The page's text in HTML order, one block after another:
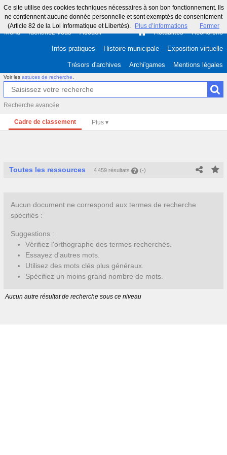
Ce site utilise des cookies techniques nécessaires à son bon fonctionnement. Ils
ne contiennent aucune donnée personnelle et sont exemptés de consentement
(Article 82 de la Loi Informatique et Libertés).
Plus d’informations Fermer
Menu Identifiez-vous Accueil Actualités Recherche
Infos pratiques Histoire municipale Exposition virtuelle
Trésors d'archives Archi'games Mentions légales
Voir les astuces de recherche
Recherche avancée
Cadre de classement
Toutes les ressources 4 459 résultats (-)
Aucun document ne correspond aux termes de recherche
spécifiés :
Suggestions :
Vérifiez l'orthographe des termes recherchés.
Essayez d'autres mots.
Utilisez des mots clés plus généraux.
Spécifiez un moins grand nombre de mots.
Aucun autre résultat de recherche sous ce niveau